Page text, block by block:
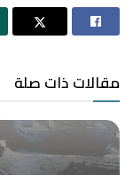
مقالات ذات صلة